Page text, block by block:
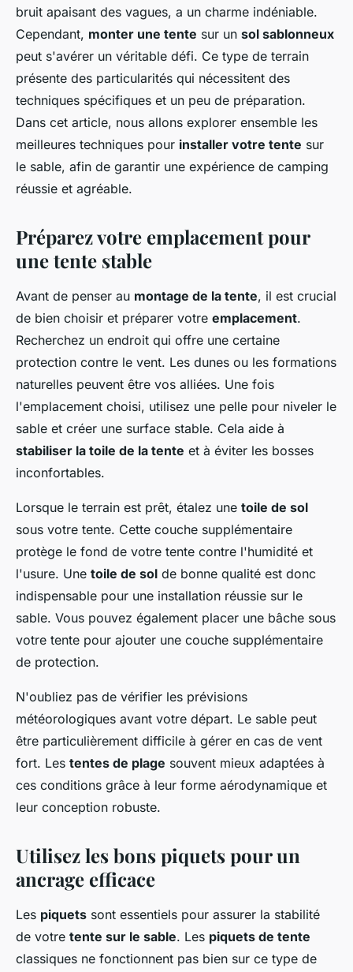
techniques pour monter une
tente sur un sol sablonneux?
Alix•28 juin 2024•6 min de lecture
bruit apaisant des vagues, a un charme indéniable.
Cependant, monter une tente sur un sol sablonneux
peut s'avérer un véritable défi. Ce type de terrain
présente des particularités qui nécessitent des
techniques spécifiques et un peu de préparation.
Dans cet article, nous allons explorer ensemble les
meilleures techniques pour installer votre tente sur
le sable, afin de garantir une expérience de camping
réussie et agréable.
Préparez votre emplacement pour
une tente stable
Avant de penser au montage de la tente, il est crucial
de bien choisir et préparer votre emplacement.
Recherchez un endroit qui offre une certaine
protection contre le vent. Les dunes ou les formations
naturelles peuvent être vos alliées. Une fois
l'emplacement choisi, utilisez une pelle pour niveler le
sable et créer une surface stable. Cela aide à
stabiliser la toile de la tente et à éviter les bosses
inconfortables.
Lorsque le terrain est prêt, étalez une toile de sol
sous votre tente. Cette couche supplémentaire
protège le fond de votre tente contre l'humidité et
l'usure. Une toile de sol de bonne qualité est donc
indispensable pour une installation réussie sur le
sable. Vous pouvez également placer une bâche sous
votre tente pour ajouter une couche supplémentaire
de protection.
N'oubliez pas de vérifier les prévisions
météorologiques avant votre départ. Le sable peut
être particulièrement difficile à gérer en cas de vent
fort. Les tentes de plage souvent mieux adaptées à
ces conditions grâce à leur forme aérodynamique et
leur conception robuste.
Utilisez les bons piquets pour un
ancrage efficace
Les piquets sont essentiels pour assurer la stabilité
de votre tente sur le sable. Les piquets de tente
classiques ne fonctionnent pas bien sur ce type de